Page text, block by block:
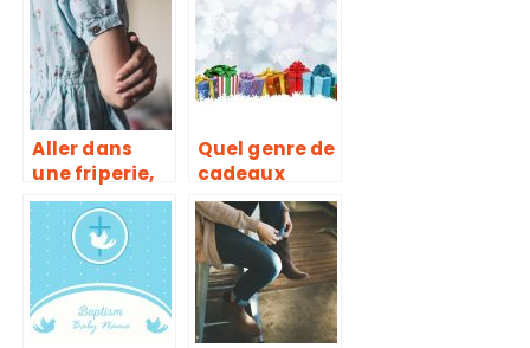
Aller dans
une friperie,
bon ou
mauvais plan
Quel genre de
cadeaux
offrir pour
Noel ?